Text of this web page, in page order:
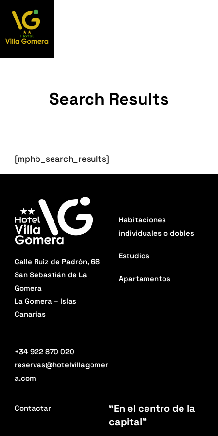
Search Results
[mphb_search_results]
Calle Ruiz de Padrón, 68
San Sebastián de La
Gomera
La Gomera – Islas
Canarias
+34 922 870 020
reservas@hotelvillagomer
a.com
Habitaciones
individuales o dobles
Estudios
Apartamentos
Contactar
“En el centro de la
capital”